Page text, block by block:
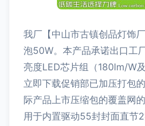
我厂【中山市古镇创品灯饰
泡50W。本产品承诺出口工
亮度LED芯片组（180lm/W及
立即下载促销部已加压打包
际产品上市压缩包的覆盖网
用于内置驱动55封封面直节